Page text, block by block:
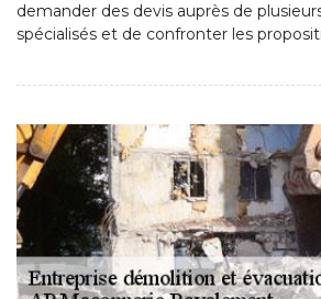
demander des devis auprès de
spécialisés et de confronter les